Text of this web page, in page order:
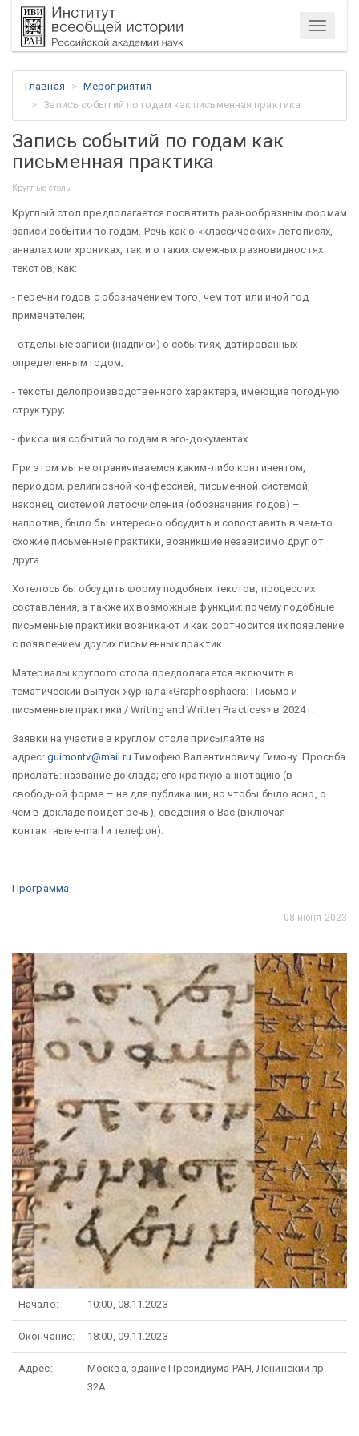
Меню
Главная
Мероприятия
Запись событий по годам как письменная практика
Запись событий по годам как
письменная практика
Круглые столы
Круглый стол предполагается посвятить разнообразным формам
записи событий по годам. Речь как о «классических» летописях,
анналах или хрониках, так и о таких смежных разновидностях
текстов, как:
- перечни годов с обозначением того, чем тот или иной год
примечателен;
- отдельные записи (надписи) о событиях, датированных
определенным годом;
- тексты делопроизводственного характера, имеющие погодную
структуру;
- фиксация событий по годам в эго-документах.
При этом мы не ограничиваемся каким-либо континентом,
периодом, религиозной конфессией, письменной системой,
наконец, системой летосчисления (обозначения годов) –
напротив, было бы интересно обсудить и сопоставить в чем-то
схожие письменные практики, возникшие независимо друг от
друга.
Хотелось бы обсудить форму подобных текстов, процесс их
составления, а также их возможные функции: почему подобные
письменные практики возникают и как соотносится их появление
с появлением других письменных практик.
Материалы круглого стола предполагается включить в
тематический выпуск журнала «Graphosphaera: Письмо и
письменные практики / Writing and Written Practices» в 2024 г.
Заявки на участие в круглом столе присылайте на
адрес: guimontv@mail.ru Тимофею Валентиновичу Гимону. Просьба
прислать: название доклада; его краткую аннотацию (в
свободной форме – не для публикации, но чтобы было ясно, о
чем в докладе пойдет речь); сведения о Вас (включая
контактные e-mail и телефон).
Программа
08 июня 2023
Начало: 10:00, 08.11.2023
Окончание: 18:00, 09.11.2023
Адрес:
Москва, здание Президиума РАН, Ленинский пр.
32А